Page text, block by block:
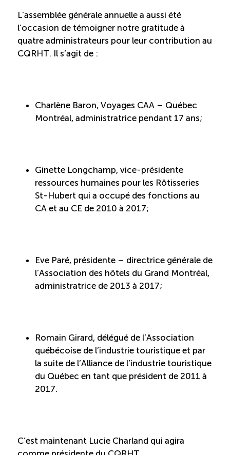
norme
Boomerang – Partage de ressources
Chantier sur la saisonnalité
Devenir membre
Catalogue de formations en ligne
TOURISME
DU CQRHT
L’assemblée générale annuelle a aussi été
l’occasion de témoigner notre gratitude à
quatre administrateurs pour leur contribution au
CQRHT. Il s’agit de :
Charlène Baron, Voyages CAA – Québec
Montréal, administratrice pendant 17 ans;
Ginette Longchamp, vice-présidente
ressources humaines pour les Rôtisseries
St-Hubert qui a occupé des fonctions au
CA et au CE de 2010 à 2017;
Eve Paré, présidente – directrice générale de
l’Association des hôtels du Grand Montréal,
administratrice de 2013 à 2017;
Romain Girard, délégué de l’Association
québécoise de l’industrie touristique et par
la suite de l’Alliance de l’industrie touristique
du Québec en tant que président de 2011 à
2017.
C’est maintenant Lucie Charland qui agira